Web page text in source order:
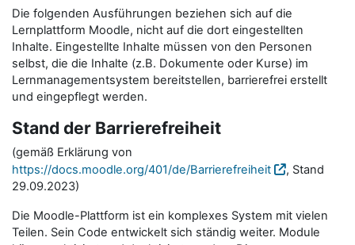
Die folgenden Ausführungen beziehen sich auf die
Lernplattform Moodle, nicht auf die dort eingestellten
Inhalte. Eingestellte Inhalte müssen von den Personen
selbst, die die Inhalte (z.B. Dokumente oder Kurse) im
Lernmanagementsystem bereitstellen, barrierefrei erstellt
und eingepflegt werden.
Stand der Barrierefreiheit
(gemäß Erklärung von
https://docs.moodle.org/401/de/Barrierefreiheit
, Stand
29.09.2023)
Die Moodle-Plattform ist ein komplexes System mit vielen
Teilen. Sein Code entwickelt sich ständig weiter. Module